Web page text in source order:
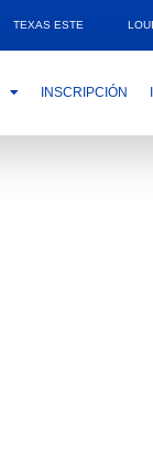
TEXAS ESTE
INSCRIPCIÓN